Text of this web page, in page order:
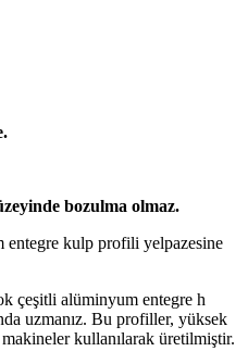
bozulma olmaz.
kulp profili yelpazesine
çeşitli alüminyum entegre h
uzmanız. Bu profiller, yüksek
kullanılarak üretilmiştir.